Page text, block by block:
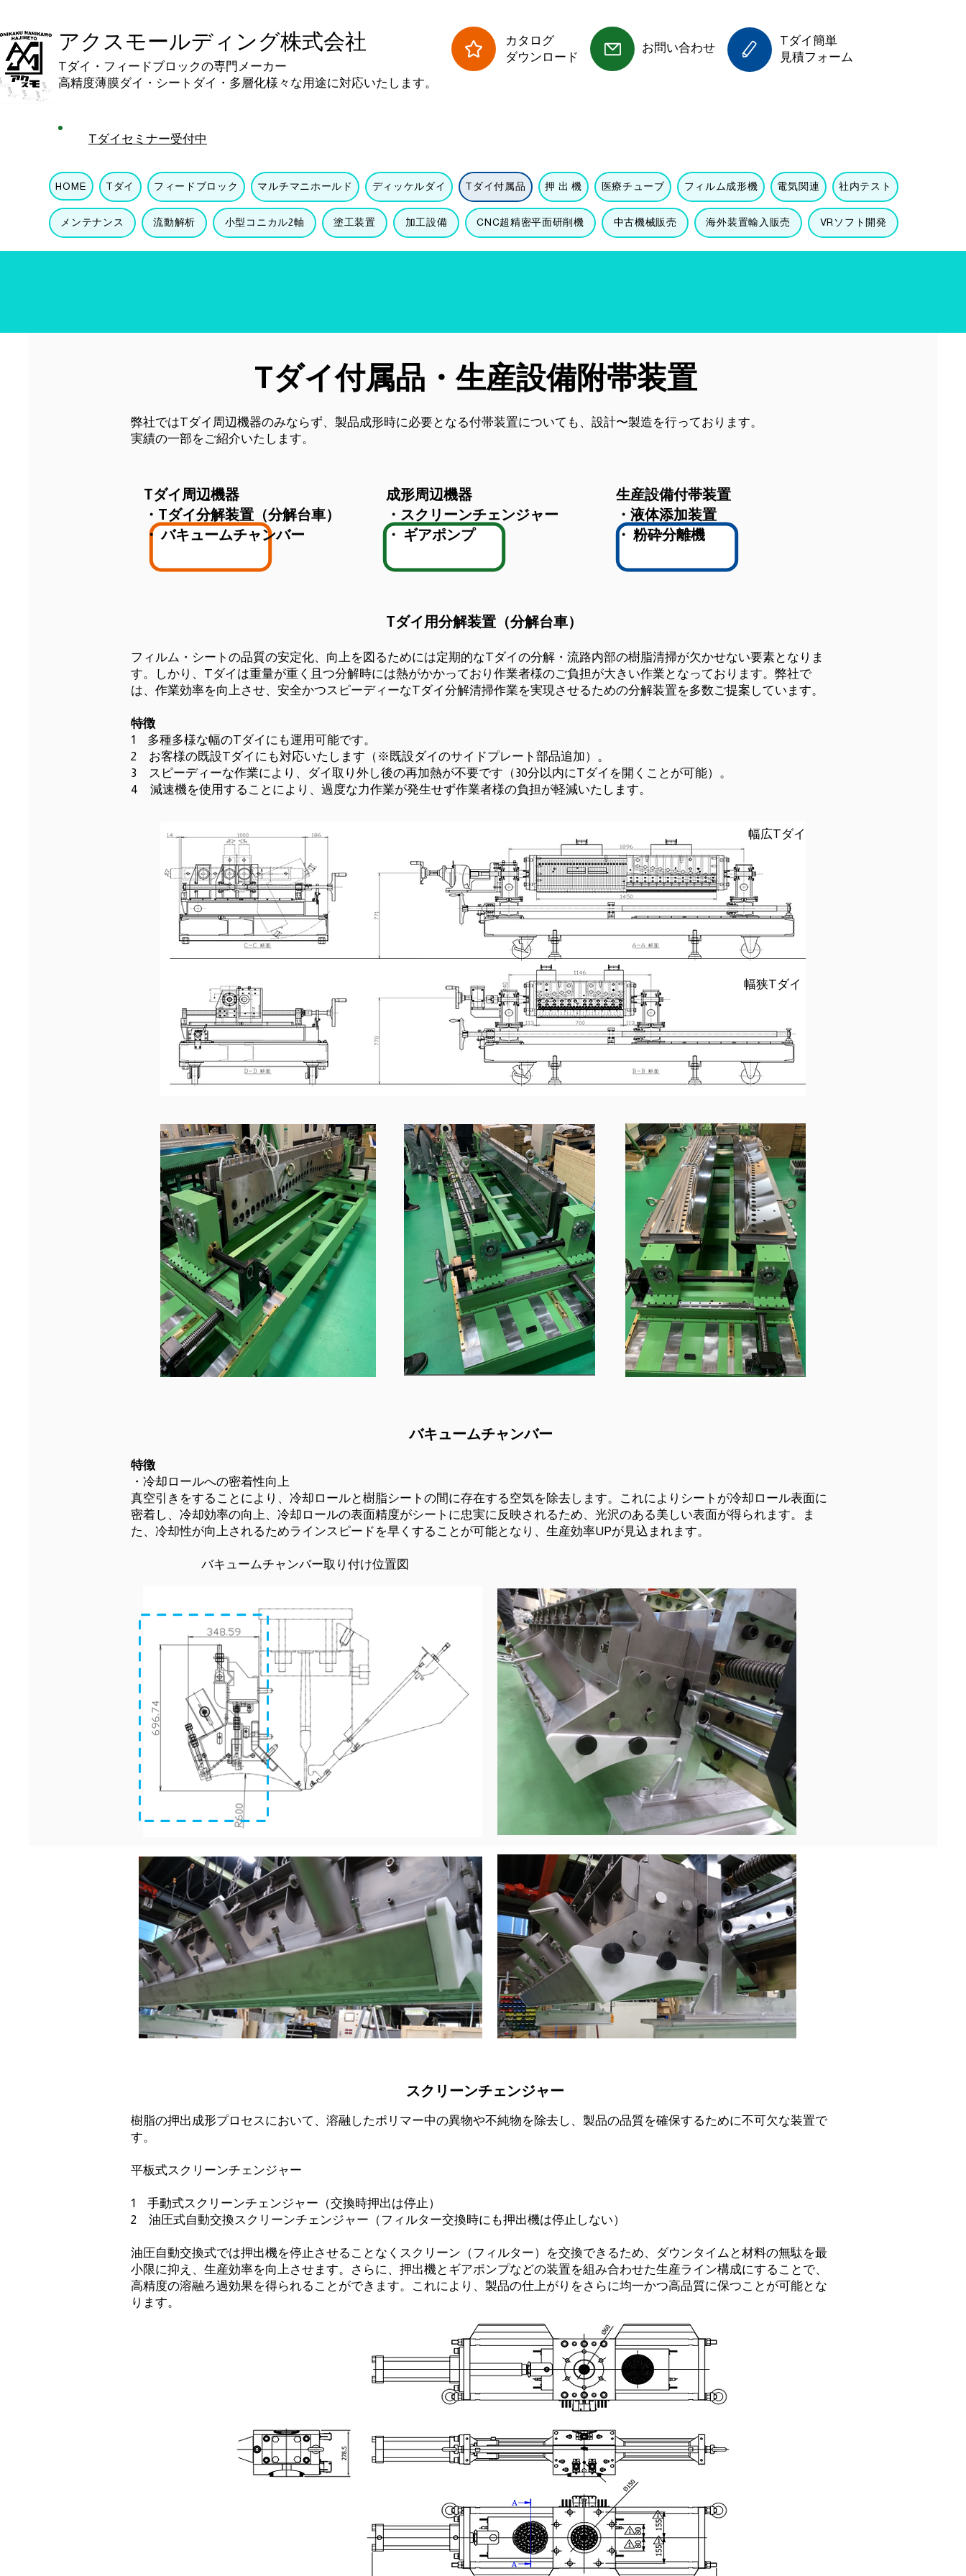
​アクスモールディング株式会社
Tダイ・フィードブロックの専門メーカー
​高精度薄膜ダイ・シートダイ・多層化様々な用途に対応いたします。
​カタログ
ダウンロード
​お問い合わせ
Tダイ簡単
見積フォーム
​Tダイセミナー受付中
HOME Tダイ フィードブロック マルチマニホールド ディッケルダイ Tダイ付属品 押 出 機 医療チューブ フィルム成形機 電気関連 社内テスト
メンテナンス 流動解析 小型コニカル2軸 塗工装置 加工設備 CNC超精密平面研削機 中古機械販売 海外装置輸入販売 VRソフト開発
Tダイ付属品・生産設備附帯装置
弊社ではTダイ周辺機器のみならず、製品成形時に必要となる付帯装置についても、設計〜製造を行っております。
実績の一部をご紹介いたします。
Tダイ周辺機器
・Tダイ分解装置（分解台車）
・ バキュームチャンバー
成形周辺機器
・スクリーンチェンジャー
・ ギアポンプ
生産設備付帯装置
・液体添加装置
・ 粉砕分離機
Tダイ用分解装置（分解台車）
フィルム・シートの品質の安定化、向上を図るためには定期的なTダイの分解・流路内部の樹脂清掃が欠かせない要素となりま
す。しかり、Tダイは重量が重く且つ分解時には熱がかかっており作業者様のご負担が大きい作業となっております。弊社で
は、作業効率を向上させ、安全かつスピーディーなTダイ分解清掃作業を実現させるための分解装置を多数ご提案しています。
​特徴
1 多種多様な幅のTダイにも運用可能です。
2 お客様の既設Tダイにも対応いたします（※既設ダイのサイドプレート部品追加）。
3 スピーディーな作業により、ダイ取り外し後の再加熱が不要です（30分以内にTダイを開くことが可能）。
4 減速機を使用することにより、過度な力作業が発生せず作業者様の負担が軽減いたします。
幅広Tダイ
幅狭Tダイ
バキュームチャンバー
特徴
・冷却ロールへの密着性向上
真空引きをすることにより、冷却ロールと樹脂シートの間に存在する空気を除去します。これによりシートが冷却ロール表面に
密着し、冷却効率の向上、冷却ロールの表面精度がシートに忠実に反映されるため、光沢のある美しい表面が得られます。ま
た、冷却性が向上されるためラインスピードを早くすることが可能となり、生産効率UPが見込まれます。
バキュームチャンバー取り付け位置図
スクリーンチェンジャー
樹脂の押出成形プロセスにおいて、溶融したポリマー中の異物や不純物を除去し、製品の品質を確保するために不可欠な装置で
す。
平板式スクリーンチェンジャー
1 手動式スクリーンチェンジャー（交換時押出は停止）
2 油圧式自動交換スクリーンチェンジャー（フィルター交換時にも押出機は停止しない）
油圧自動交換式では押出機を停止させることなくスクリーン（フィルター）を交換できるため、ダウンタイムと材料の無駄を最
小限に抑え、生産効率を向上させます。さらに、押出機とギアポンプなどの装置を組み合わせた生産ライン構成にすることで、
高精度の溶融ろ過効果を得られることができます。これにより、製品の仕上がりをさらに均一かつ高品質に保つことが可能とな
ります。